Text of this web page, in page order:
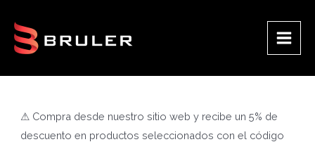
contenido
Main
⚠ Compra desde nuestro sitio web y recibe un 5% de
descuento en productos seleccionados con el código